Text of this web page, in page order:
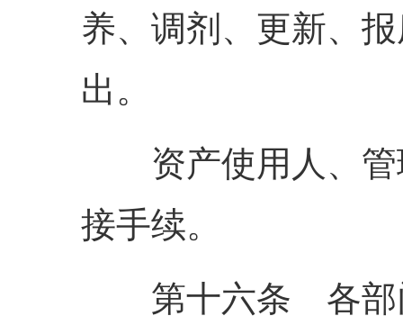
养、调剂、更新、
出。
资产使用人、管
接手续。
第十六条 各部门